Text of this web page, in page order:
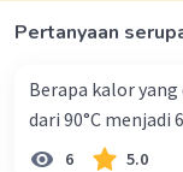
Pertanyaan
Berapa kalor
dari 90°C menjadi
6 5.0